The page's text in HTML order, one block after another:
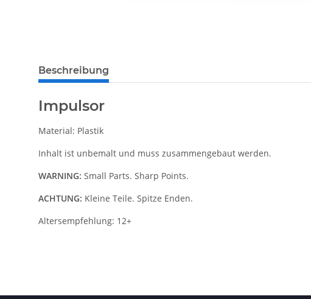
Beschreibung
Impulsor
Material: Plastik
Inhalt ist unbemalt und muss zusammengebaut werden.
WARNING: Small Parts. Sharp Points.
ACHTUNG: Kleine Teile. Spitze Enden.
Altersempfehlung: 12+